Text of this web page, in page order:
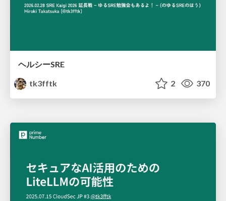
ヘルシーSRE
tk3fftk
2 370